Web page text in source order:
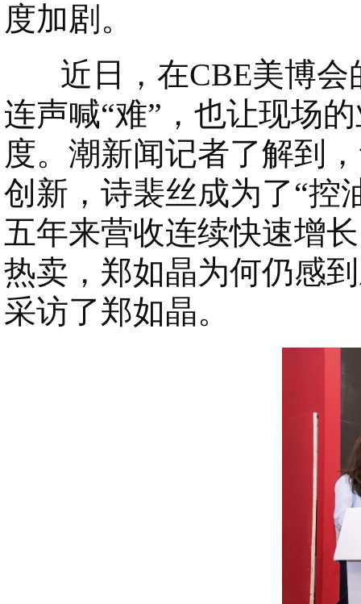
度加剧。
近日，在CBE美博会
连声喊“难”，也让现场
度。潮新闻记者了解到
创新，诗裴丝成为了“控
五年来营收连续快速增
热卖，郑如晶为何仍感
采访了郑如晶。